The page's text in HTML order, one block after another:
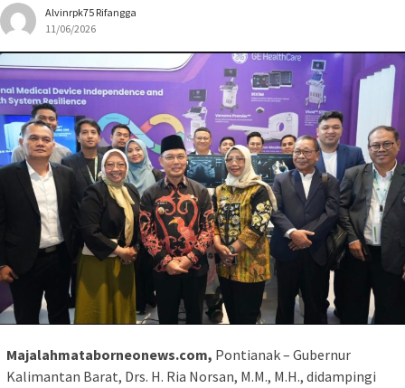
Alvinrpk75 Rifangga
11/06/2026
Majalahmataborneonews.com, Pontianak – Gubernur
Kalimantan Barat, Drs. H. Ria Norsan, M.M., M.H., didampingi